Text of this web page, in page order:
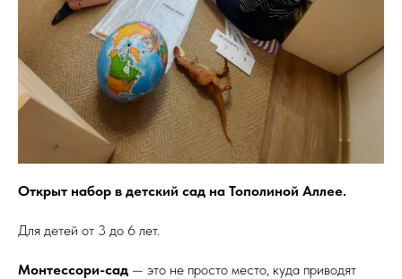
Открыт набор в детский сад на Тополиной Аллее.
Для детей от 3 до 6 лет.
Монтессори-сад — это не просто место, куда приводят